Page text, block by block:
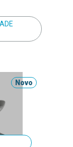
Novo